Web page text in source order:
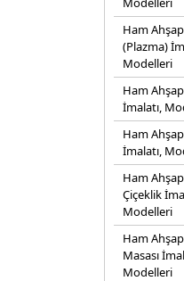
Ham
(Plazma)
Modelleri
Ham
İmalatı,
Ham
İmalatı,
Ham Ahşap
Çiçeklik
Modelleri
Ham
Masası
Modelleri